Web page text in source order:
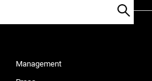
Management